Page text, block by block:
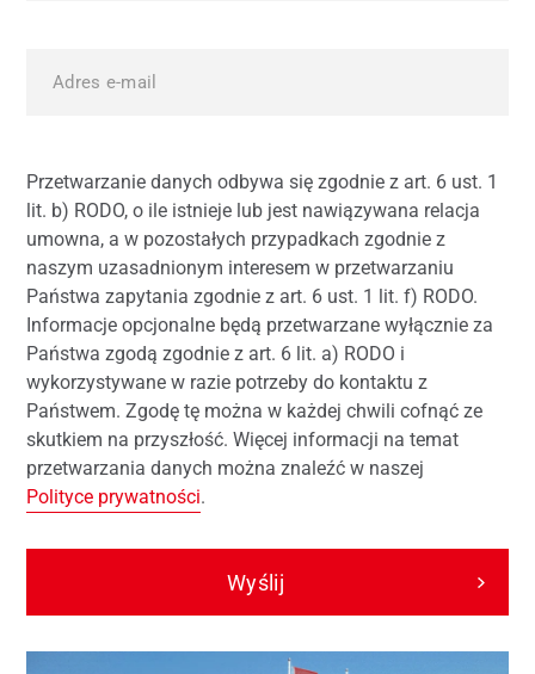
Przetwarzanie danych odbywa się zgodnie z art. 6 ust. 1
lit. b) RODO, o ile istnieje lub jest nawiązywana relacja
umowna, a w pozostałych przypadkach zgodnie z
naszym uzasadnionym interesem w przetwarzaniu
Państwa zapytania zgodnie z art. 6 ust. 1 lit. f) RODO.
Informacje opcjonalne będą przetwarzane wyłącznie za
Państwa zgodą zgodnie z art. 6 lit. a) RODO i
wykorzystywane w razie potrzeby do kontaktu z
Państwem. Zgodę tę można w każdej chwili cofnąć ze
skutkiem na przyszłość. Więcej informacji na temat
przetwarzania danych można znaleźć w naszej
Polityce prywatności.
Wyślij